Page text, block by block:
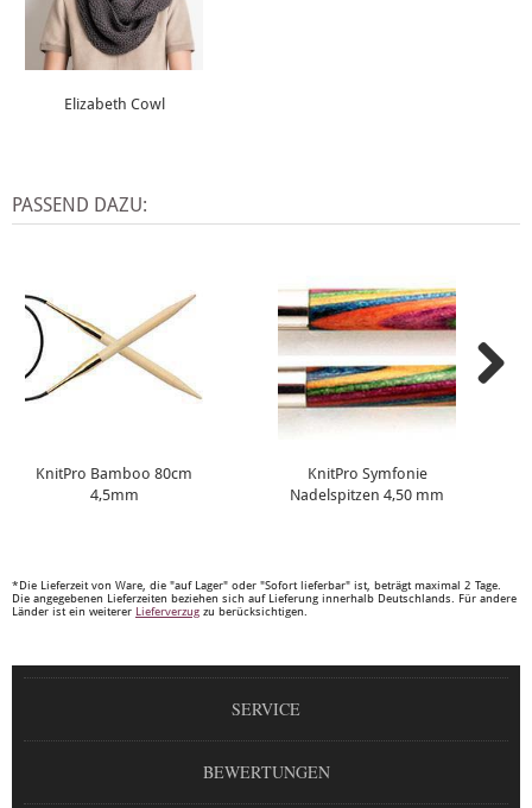
Elizabeth Cowl
PASSEND DAZU:
KnitPro Bamboo 80cm
4,5mm
KnitPro Symfonie
Nadelspitzen 4,50 mm
*Die Lieferzeit von Ware, die "auf Lager" oder "Sofort lieferbar" ist, beträgt maximal 2 Tage.
Die angegebenen Lieferzeiten beziehen sich auf Lieferung innerhalb Deutschlands. Für andere
Länder ist ein weiterer Lieferverzug zu berücksichtigen.
SERVICE
BEWERTUNGEN